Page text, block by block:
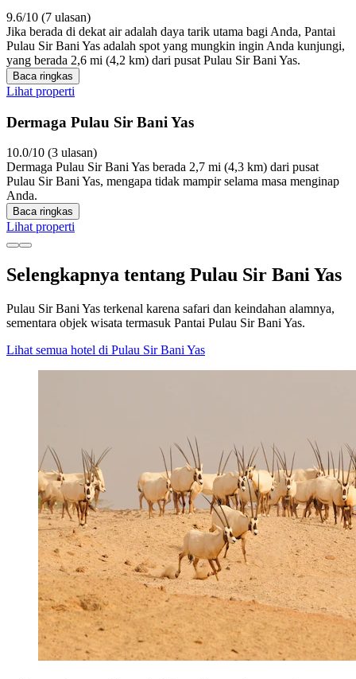
9.6/10 (7 ulasan)
Jika berada di dekat air adalah daya tarik utama bagi Anda, Pantai
Pulau Sir Bani Yas adalah spot yang mungkin ingin Anda kunjungi,
yang berada 2,6 mi (4,2 km) dari pusat Pulau Sir Bani Yas.
Baca ringkas
Lihat properti
Dermaga Pulau Sir Bani Yas
10.0/10 (3 ulasan)
Dermaga Pulau Sir Bani Yas berada 2,7 mi (4,3 km) dari pusat
Pulau Sir Bani Yas, mengapa tidak mampir selama masa menginap
Anda.
Baca ringkas
Lihat properti
Selengkapnya tentang Pulau Sir Bani Yas
Pulau Sir Bani Yas terkenal karena safari dan keindahan alamnya,
sementara objek wisata termasuk Pantai Pulau Sir Bani Yas.
Lihat semua hotel di Pulau Sir Bani Yas